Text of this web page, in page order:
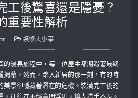
工後驚喜還是隱憂？
重要性解析
裝修大小事
的漫長旅程中，每一位屋主都期盼著最終
揭幕，然而，踏入新居的那一刻，有的時
美景卻隱藏著潛在的危機。裝潢完工後的